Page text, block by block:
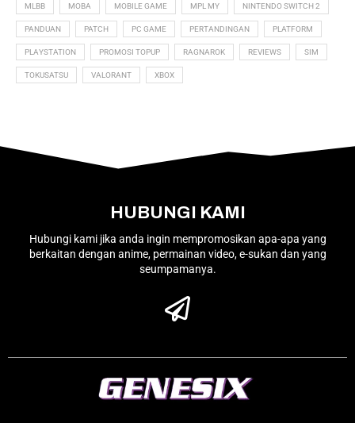
MLBB MOBA MOBILE GAME MPL MY NINTENDO SWITCH 2
PANDUAN PATCH PC GAME PERTANDINGAN PLATFORM
PLAYSTATION PROMOSI TOPUP RAGNAROK REVIEWS SIM
TOKUSATSU VALORANT XBOX
HUBUNGI KAMI
Hubungi kami jika anda ingin mempromosikan apa-apa yang
berkaitan dengan anime, permainan video, e-sukan dan yang
seumpamanya.